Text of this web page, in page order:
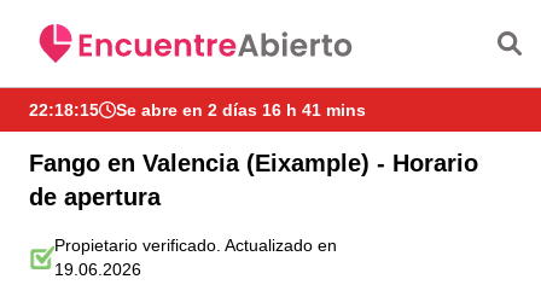
22:18:16 Se abre en 2 días 16 h 41 mins
Fango en Valencia (Eixample) - Horario
de apertura
Propietario verificado. Actualizado en
19.06.2026